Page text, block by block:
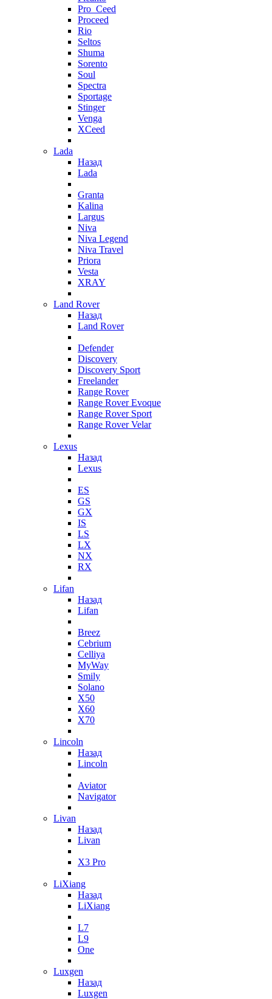
Pro_Ceed
Proceed
Rio
Seltos
Shuma
Sorento
Soul
Spectra
Sportage
Stinger
Venga
XCeed
Lada
Назад
Lada
Granta
Kalina
Largus
Niva
Niva Legend
Niva Travel
Priora
Vesta
XRAY
Land Rover
Назад
Land Rover
Defender
Discovery
Discovery Sport
Freelander
Range Rover
Range Rover Evoque
Range Rover Sport
Range Rover Velar
Lexus
Назад
Lexus
ES
GS
GX
IS
LS
LX
NX
RX
Lifan
Назад
Lifan
Breez
Cebrium
Celliya
MyWay
Smily
Solano
X50
X60
X70
Lincoln
Назад
Lincoln
Aviator
Navigator
Livan
Назад
Livan
X3 Pro
LiXiang
Назад
LiXiang
L7
L9
One
Luxgen
Назад
Luxgen